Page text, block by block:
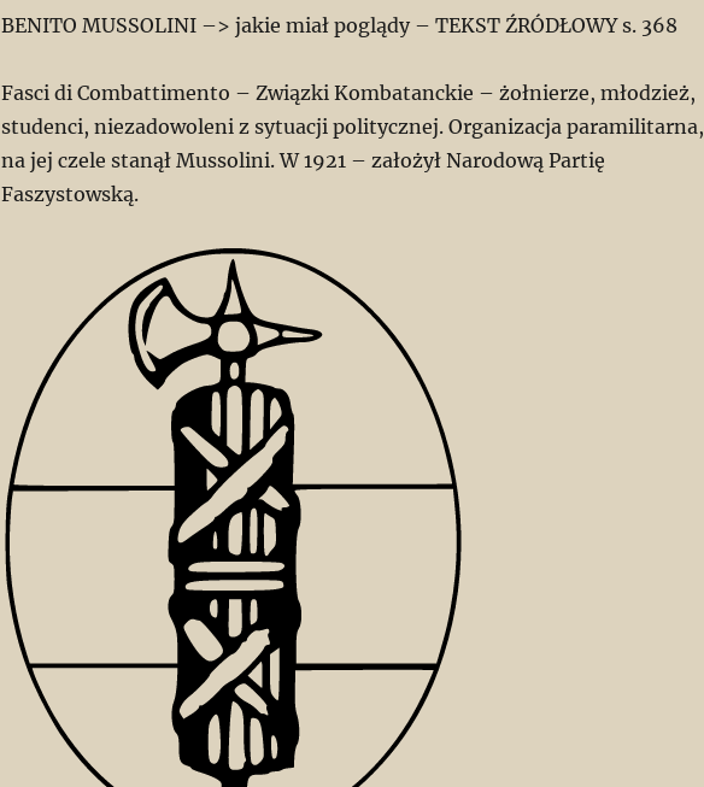
BENITO MUSSOLINI –> jakie miał poglądy – TEKST ŹRÓDŁOWY s. 368
Fasci di Combattimento – Związki Kombatanckie – żołnierze, młodzież,
studenci, niezadowoleni z sytuacji politycznej. Organizacja paramilitarna,
na jej czele stanął Mussolini. W 1921 – założył Narodową Partię
Faszystowską.